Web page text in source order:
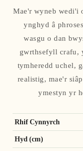
Mae'r wyneb wedi'i
ynghyd â
wasgu o dan
gwrthsefyll crafu,
tymheredd uchel,
realistig, mae'r
ymestyn yr
Rhif Cynnyrch
Hyd (cm)